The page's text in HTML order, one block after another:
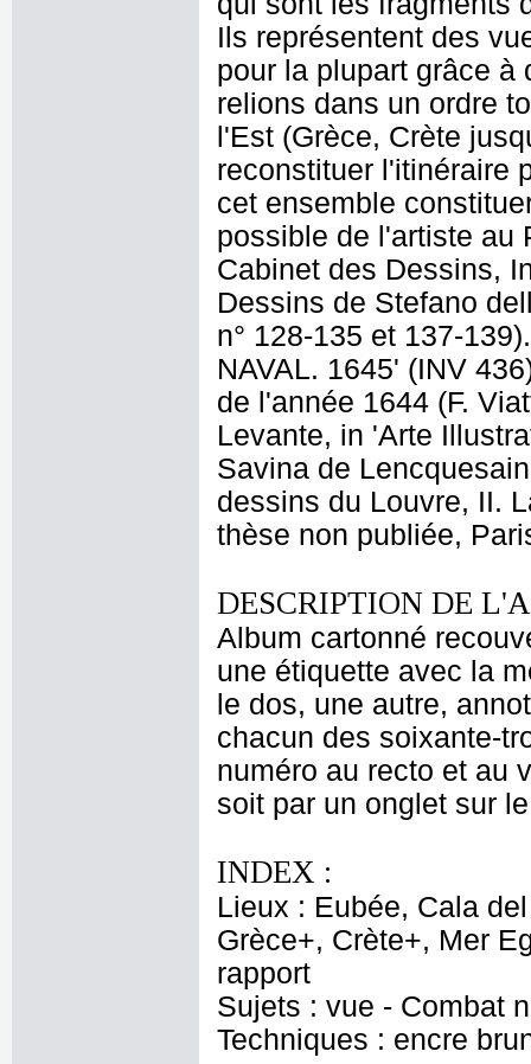
Ils représentent des
pour la plupart grâce à
relions dans un ordre
l'Est (Grèce, Crète
reconstituer l'itinéraire
cet ensemble
possible de l'artiste au
Cabinet des Dessins,
Dessins de Stefano
n° 128-135 et 137-
NAVAL. 1645' (INV
de l'année 1644 (F.
Levante, in 'Arte
Savina de
dessins du Louvre, II.
thèse non publiée,
DESCRIPTION DE
Album cartonné
une étiquette avec la
le dos, une autre,
chacun des soixante-
numéro au recto et au
soit par un onglet sur
INDEX :
Lieux : Eubée, Cala
Grèce+, Crète+, Mer
rapport
Sujets : vue - Combat
Techniques : encre